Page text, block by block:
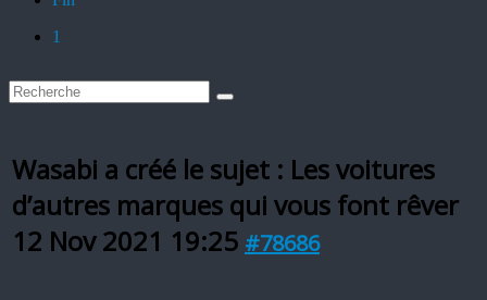
1
Wasabi a créé le sujet : Les voitures
d’autres marques qui vous font rêver
12 Nov 2021 19:25 #78686